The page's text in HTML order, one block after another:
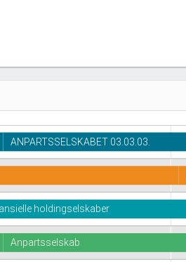
ANPARTSSELSKABET 03.03.03.
holdingselskaber
Anpartsselskab